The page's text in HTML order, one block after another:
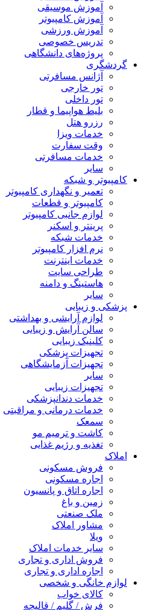
آموزش موسیقی
آموزش کامپیوتر
آموزش ورزشی
تدریس خصوصی
پروژه‌های دانشگاهی
گردشگری
آژانس مسافرتی
تور خارجی
تور داخلی
بلیط هواپیما و قطار
رزرو هتل
خدمات ویزا
وقت سفارت
خدمات مسافرتی
سایر
کامپیوتر و شبکه
تعمیر و نگهداری کامپیوتر
کامپیوتر و قطعات
لوازم جانبی کامپیوتر
پرینتر و اسکنر
خدمات شبکه
نرم افزار کامپیوتر
خدمات اینترنت
طراحی سایت
هاستینگ و دامنه
سایر
پزشکی و زیبایی
لوازم آرایشی و بهداشتی
سالن آرایش و زیبایی
کلینیک زیبایی
تجهیزات پزشکی
تجهیزات آزمایشگاهی
سایر
تجهیزات زیبایی
خدمات دندانپزشکی
خدمات درمانی و مراقبتی
سمعک
کاشت و ترمیم مو
تغذیه و رژیم غذایی
املاک
فروش مسکونی
اجاره مسکونی
اجاره اتاق و پانسیون
زمین و باغ
ملک صنعتی
مشاور املاک
ویلا
سایر خدمات املاک
فروش اداری و تجاری
اجاره اداری و تجاری
لوازم خانگی و شخصی
کالای خواب
فرش / گلیم / قالیچه